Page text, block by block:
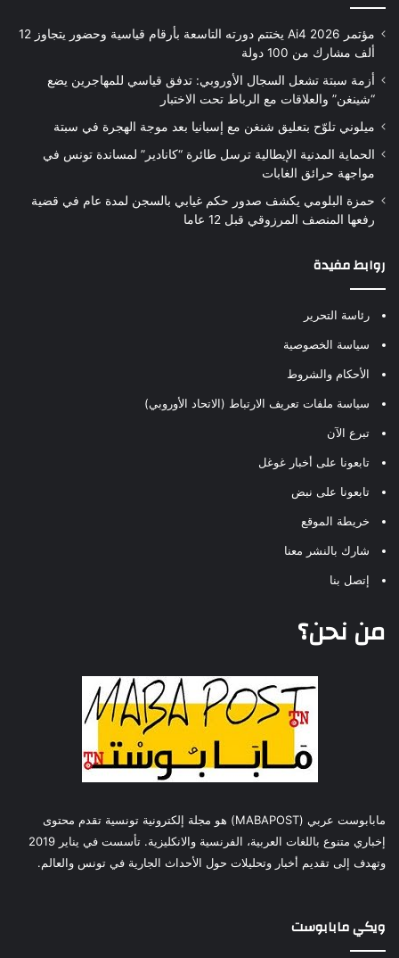
مؤتمر Ai4 2026 يختتم دورته التاسعة بأرقام قياسية وحضور يتجاوز 12
ألف مشارك من 100 دولة
أزمة سبتة تشعل السجال الأوروبي: تدفق قياسي للمهاجرين يضع
“شينغن” والعلاقات مع الرباط تحت الاختبار
ميلوني تلوّح بتعليق شنغن مع إسبانيا بعد موجة الهجرة في سبتة
الحماية المدنية الإيطالية ترسل طائرة “كانادير” لمساندة تونس في
مواجهة حرائق الغابات
حمزة البلومي يكشف صدور حكم غيابي بالسجن لمدة عام في قضية
رفعها المنصف المرزوقي قبل 12 عاما
روابط مفيدة
رئاسة التحرير
سياسة الخصوصية
الأحكام والشروط
سياسة ملفات تعريف الارتباط (الاتحاد الأوروبي)
تبرع الآن
تابعونا على أخبار غوغل
تابعونا على نبض
خريطة الموقع
شارك بالنشر معنا
إتصل بنا
من نحن؟
مابابوست عربي (MABAPOST) هو مجلة إلكترونية تونسية تقدم محتوى
إخباري متنوع باللغات العربية، الفرنسية والانكليزية. تأسست في يناير 2019
وتهدف إلى تقديم أخبار وتحليلات حول الأحداث الجارية في تونس والعالم.
ويكي مابابوست